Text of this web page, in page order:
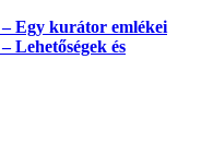
Egy kurátor emlékei
Lehetőségek és